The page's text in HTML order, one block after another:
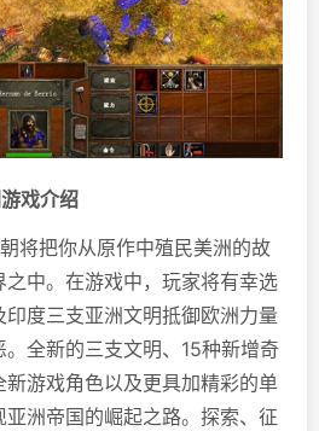
戏介绍
把你从原作中殖民美洲的故
中。在游戏中，玩家将有幸选
度三支亚洲文明抵御欧洲力量
全新的三支文明、15种新增奇
游戏角色以及更具加精彩的单
洲帝国的崛起之路。探索、征